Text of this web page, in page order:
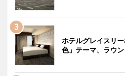
ホテルグレイスリ
色」テーマ、ラウ